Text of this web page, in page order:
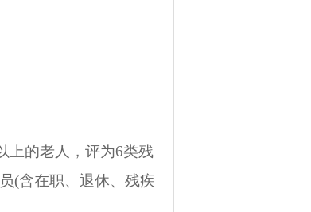
上的老人，评为6类残
(含在职、退休、残疾